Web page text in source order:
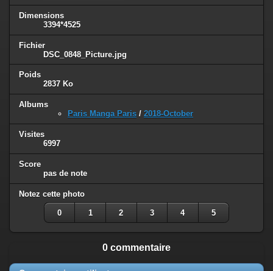
Dimensions
3394*4525
Fichier
DSC_0848_Picture.jpg
Poids
2837 Ko
Albums
Paris Manga Paris / 2018-October
Visites
6997
Score
pas de note
Notez cette photo
0 1 2 3 4 5
0 commentaire